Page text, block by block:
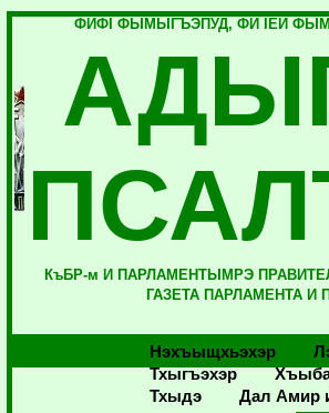
ФИФI ФЫМЫГЪЭПУД, ФИ IЕЙ
КъБР-м И ПАРЛАМЕНТЫМРЭ
ГАЗЕТА ПАРЛАМЕНТА И
Нэхъыщхьэхэр
Тхыгъэхэр
Тхыдэ
Дал Амир